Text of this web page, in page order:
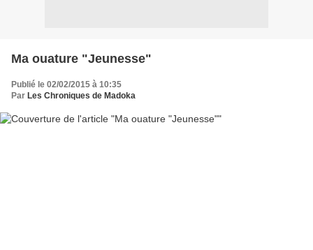
Ma ouature "Jeunesse"
Publié le 02/02/2015 à 10:35
Par Les Chroniques de Madoka